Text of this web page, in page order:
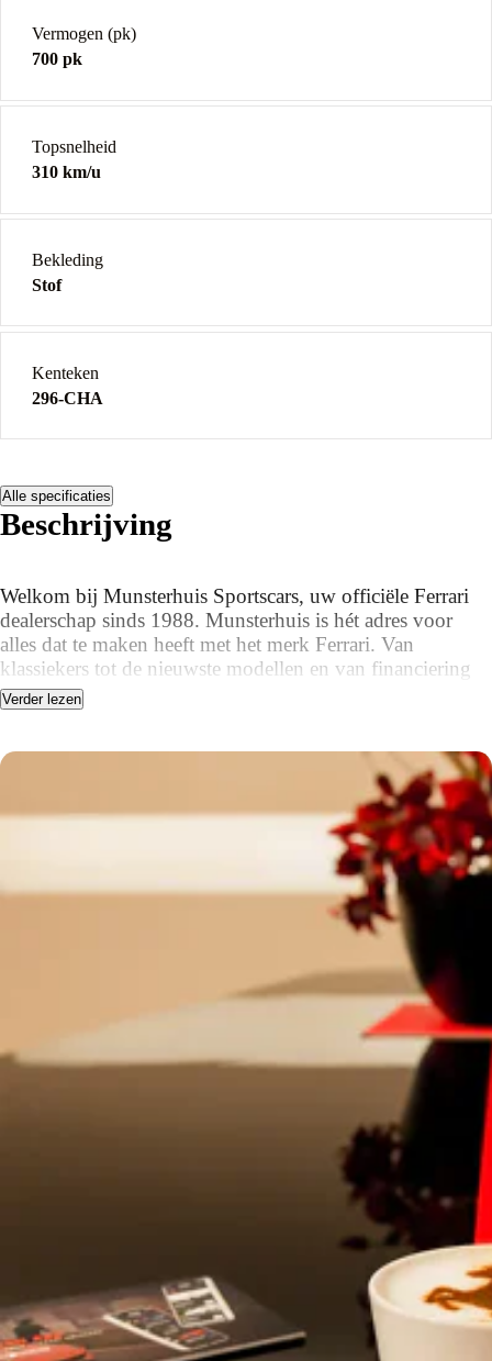
Vermogen (pk)
700 pk
Topsnelheid
310 km/u
Bekleding
Stof
Kenteken
296-CHA
Alle specificaties
Beschrijving
Welkom bij Munsterhuis Sportscars, uw officiële Ferrari
dealerschap sinds 1988. Munsterhuis is hét adres voor
alles dat te maken heeft met het merk Ferrari. Van
klassiekers tot de nieuwste modellen en van financiering
tot geautoriseerd schadeherstel.
Ferrari Challenge van 2024, is het negende model dat
Ferrari inzet in het merkenkampioenschap, dat nu aan zijn
32e seizoen bezig is.
In lijn met zijn voorgangers is de 296 Challenge afgeleid
van de 296 Berlinetta voor op de weg, die dankzij zijn
unieke mix van prestaties, wendbaarheid en rijgemak het
perfecte platform biedt voor een racetoepassing.
Om een ​​auto te bieden die voldoet aan de toenemende
extreme eisen van Challenge-coureurs, heeft Ferrari een
reeks aanpassingen aan het oorspronkelijke model
doorgevoerd om het totaalpakket te optimaliseren voor de
De gekozen oplossingen maken ook gebruik van alle
ervaring die is opgedaan tijdens de ontwikkeling van de
296 GT3 en hun potentieel is tot het uiterste gedreven
dankzij het feit dat ze geen wettelijke beperkingen kennen.
Het eindresultaat is een extreme auto die de lat nog hoger
legt en nieuwe maatstaven zet, zowel qua absolute
prestaties als qua consistentie en soepelheid van de
Aanvullend kunnen wij u begeleiden met een Ferrari Club
Challenge programma en alle benodigde service en
onderdelen.
Deze aangeboden auto is niet voorzien van een
Verder lezen